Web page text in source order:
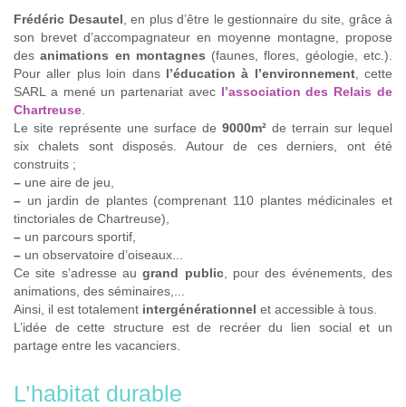
Frédéric Desautel , en plus d’être le gestionnaire du site, grâce à
son brevet d’accompagnateur en moyenne montagne, propose
des animations en montagnes (faunes, flores, géologie, etc.).
Pour aller plus loin dans l’éducation à l’environnement, cette
SARL a mené un partenariat avec l’association des Relais de
Chartreuse
Le site représente une surface de 9000m² de terrain sur lequel
six chalets sont disposés. Autour de ces derniers, ont été
construits ;
– une aire de jeu,
– un jardin de plantes (comprenant 110 plantes médicinales et
tinctoriales de Chartreuse),
– un parcours sportif,
– un observatoire d’oiseaux...
Ce site s’adresse augrand public, pour des événements, des
animations, des séminaires,...
Ainsi, il est totalement intergénérationnel et accessible à tous.
L’idée de cette structure est de recréer du lien social et un
partage entre les vacanciers.
L’habitat durable